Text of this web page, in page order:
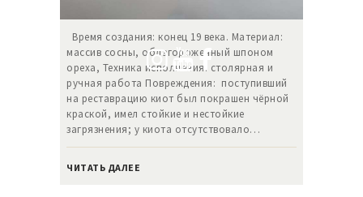
Время создания: конец 19 века. Материал:
массив сосны, облагороженный шпоном
ореха, Техника исполнения: столярная и
ручная работа Повреждения: поступивший
на реставрацию киот был покрашен чёрной
краской, имел стойкие и нестойкие
загрязнения; у киота отсутствовало…
ЧИТАТЬ ДАЛЕЕ